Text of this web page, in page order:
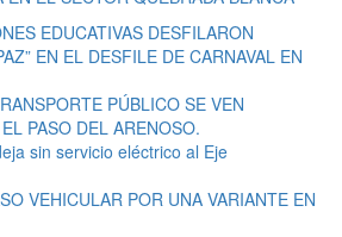
EDUCATIVAS DESFILARON
EN EL DESFILE DE CARNAVAL EN
PÚBLICO SE VEN
PASO DEL ARENOSO.
sin servicio eléctrico al Eje
VEHICULAR POR UNA VARIANTE EN